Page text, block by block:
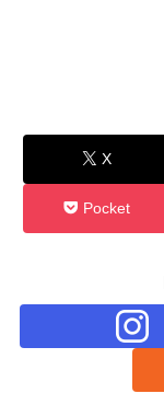
X
Pocket